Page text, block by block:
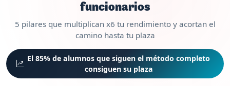
funcionarios
5 pilares que multiplican x6 tu rendimiento y acortan el
camino hasta tu plaza
El 85% de alumnos que siguen el método completo
consiguen su plaza